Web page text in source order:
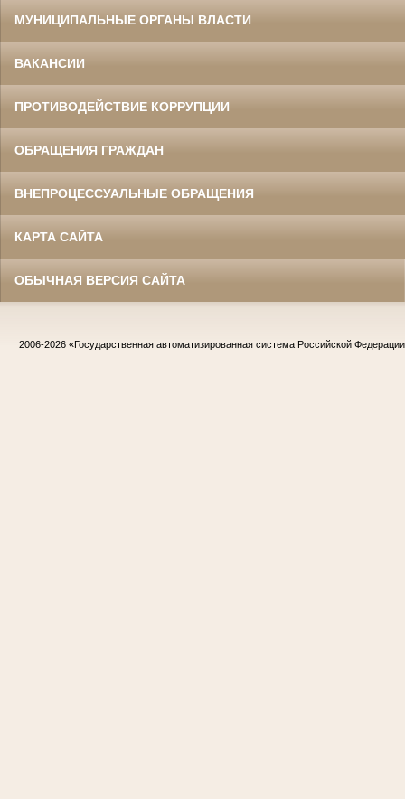
МУНИЦИПАЛЬНЫЕ ОРГАНЫ ВЛАСТИ
ВАКАНСИИ
ПРОТИВОДЕЙСТВИЕ КОРРУПЦИИ
ОБРАЩЕНИЯ ГРАЖДАН
ВНЕПРОЦЕССУАЛЬНЫЕ ОБРАЩЕНИЯ
КАРТА САЙТА
ОБЫЧНАЯ ВЕРСИЯ САЙТА
2006-2026 «Государственная автоматизированная система Российской